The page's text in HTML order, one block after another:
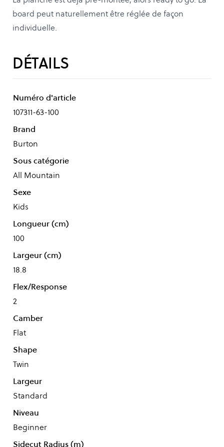
board peut naturellement être réglée de façon
individuelle.
DÉTAILS
Numéro d'article
107311-63-100
Brand
Burton
Sous catégorie
All Mountain
Sexe
Kids
Longueur (cm)
100
Largeur (cm)
18.8
Flex/Response
2
Camber
Flat
Shape
Twin
Largeur
Standard
Niveau
Beginner
Sidecut Radius (m)